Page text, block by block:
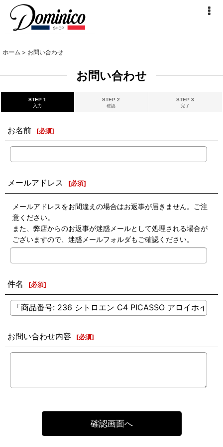
ホーム > お問い合わせ
お問い合わせ
STEP 1
入力
STEP 2
確認
STEP 3
完了
お名前 [必須]
メールアドレス [必須]
メールアドレスをお間違えの場合はお返事が届きません。ご注
意ください。
また、弊店からのお返事が迷惑メールとして処理される場合が
ございますので、迷惑メールフォルダもご確認ください。
件名 [必須]
お問い合わせ内容 [必須]
確認画面へ